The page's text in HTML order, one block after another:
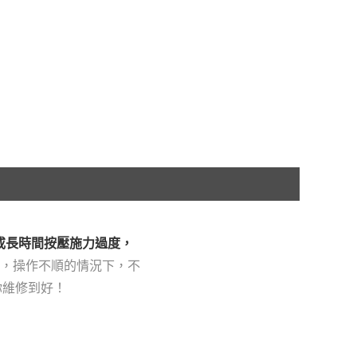
時間按壓施力過度，
操作不順的情況下，不
修到好！